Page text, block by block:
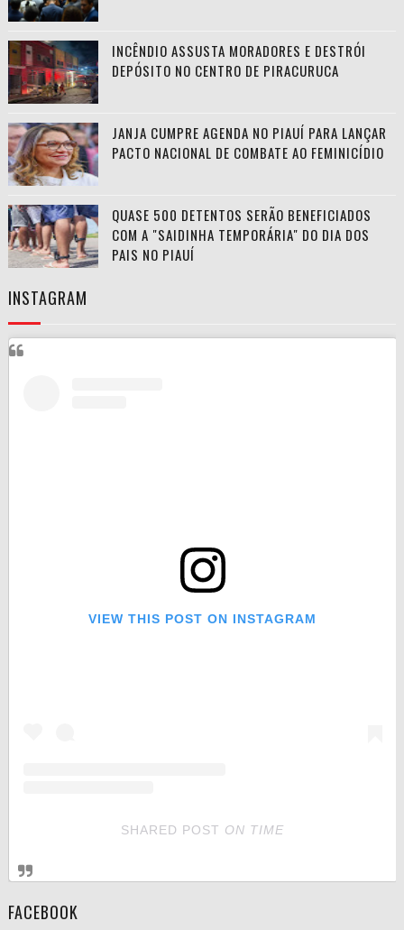
INCÊNDIO ASSUSTA MORADORES E DESTRÓI
DEPÓSITO NO CENTRO DE PIRACURUCA
JANJA CUMPRE AGENDA NO PIAUÍ PARA LANÇAR
PACTO NACIONAL DE COMBATE AO FEMINICÍDIO
QUASE 500 DETENTOS SERÃO BENEFICIADOS
COM A "SAIDINHA TEMPORÁRIA" DO DIA DOS
PAIS NO PIAUÍ
INSTAGRAM
VIEW THIS POST ON INSTAGRAM
SHARED POST ON TIME
FACEBOOK